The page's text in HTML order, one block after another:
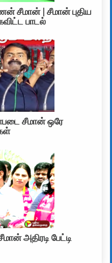
சீமான் | சீமான் புதிய
பாடல்
சீமான் ஒரே
அதிரடி பேட்டி